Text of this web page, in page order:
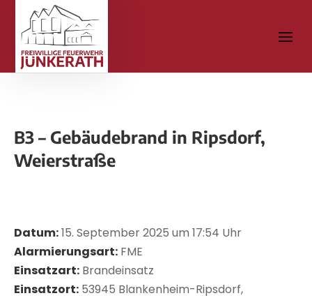
B3 – Gebäudebrand in Ripsdorf,
Weierstraße
Datum:15. September 2025 um 17:54 Uhr
Alarmierungsart: FME
Einsatzart: Brandeinsatz
Einsatzort: 53945 Blankenheim-Ripsdorf,